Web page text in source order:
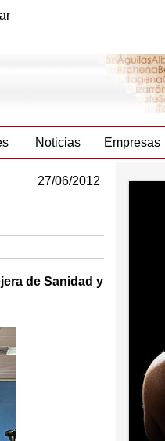
Noticias Empresas
27/06/2012
de Sanidad y